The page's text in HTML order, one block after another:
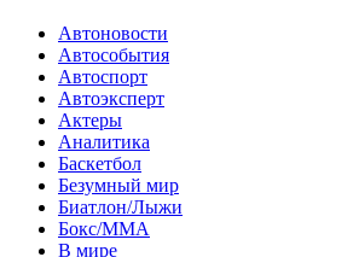
Автоновости
Автособытия
Автоспорт
Автоэксперт
Актеры
Аналитика
Баскетбол
Безумный мир
Биатлон/Лыжи
Бокс/MMA
В мире